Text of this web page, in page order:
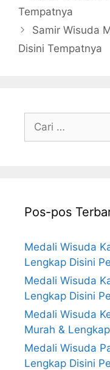
Tempatnya
Samir Wisuda
Disini Tempatnya
untuk:
Pos-pos
Medali Wisuda
Lengkap Disini
Medali Wisuda
Lengkap Disini
Medali Wisuda
Murah &
Medali Wisuda
Lengkap Disini